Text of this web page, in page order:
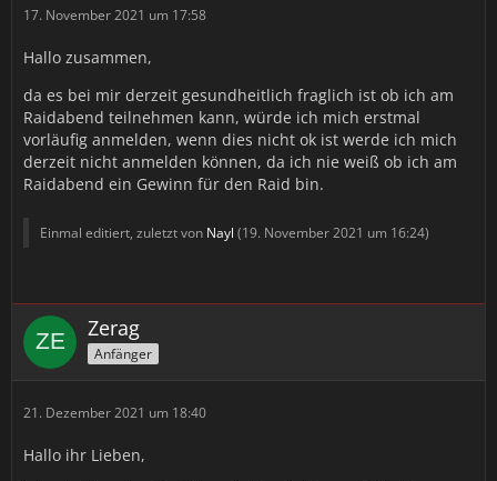
17. November 2021 um 17:58
Hallo zusammen,
da es bei mir derzeit gesundheitlich fraglich ist ob ich am
Raidabend teilnehmen kann, würde ich mich erstmal
vorläufig anmelden, wenn dies nicht ok ist werde ich mich
derzeit nicht anmelden können, da ich nie weiß ob ich am
Raidabend ein Gewinn für den Raid bin.
Einmal editiert, zuletzt von Nayl (19. November 2021 um 16:24)
Zerag
Anfänger
21. Dezember 2021 um 18:40
Hallo ihr Lieben,